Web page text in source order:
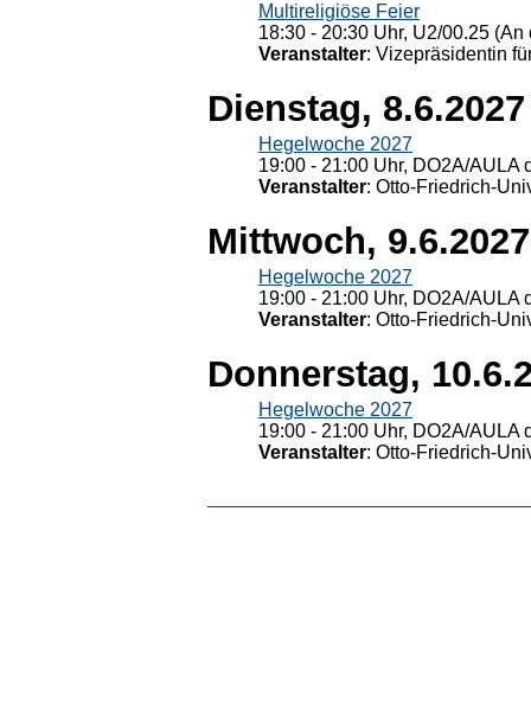
Multireligiöse Feier
18:30 - 20:30 Uhr, U2/00.25
Veranstalter: Vizepräsidentin
Dienstag, 8.6.2027
Hegelwoche 2027
19:00 - 21:00 Uhr, DO2A/
Veranstalter: Otto-Friedrich-
Mittwoch, 9.6.2027
Hegelwoche 2027
19:00 - 21:00 Uhr, DO2A/
Veranstalter: Otto-Friedrich-
Donnerstag,
Hegelwoche 2027
19:00 - 21:00 Uhr, DO2A/
Veranstalter: Otto-Friedrich-